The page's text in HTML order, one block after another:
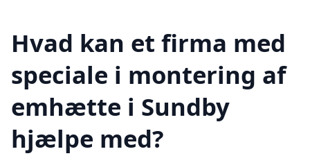
Hvad kan et firma med
speciale i montering af
emhætte i Sundby
hjælpe med?